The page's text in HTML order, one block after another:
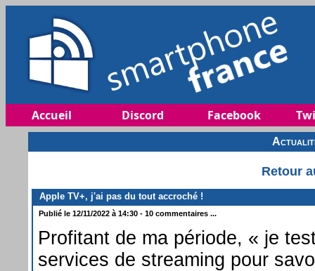
Accueil Discord Facebook
Retour
Apple TV+, j'ai pas du tout accroché !
Publié le 12/11/2022 à 14:30 - 10 commentaires ...
Profitant de ma période, « je
services de streaming pour